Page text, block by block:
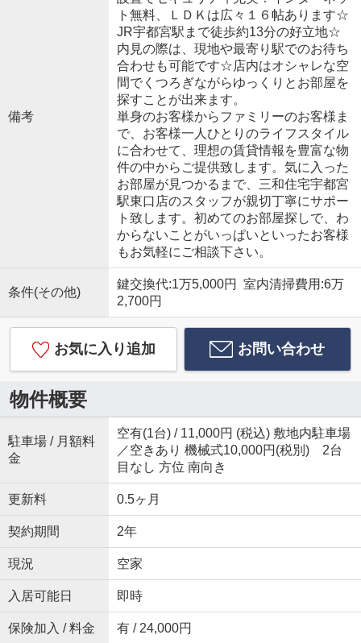
備考
ト無料、ＬＤＫは広々１６帖あります☆
JR宇都宮駅まで徒歩約13分の好立地☆
内見の際は、現地や最寄り駅でのお待ち
合わせも可能です☆店内はオシャレな空
間でくつろぎながらゆっくりとお部屋を
探すことが出来ます。
単身のお客様からファミリーのお客様ま
で、お客様一人ひとりのライフスタイル
に合わせて、理想の賃貸情報を豊富な物
件の中からご提供致します。気に入った
お部屋が見つかるまで、三和住宅宇都宮
駅東口店のスタッフが親切丁寧にサポー
ト致します。初めてのお部屋探しで、わ
からないことがいっぱいといったお客様
もお気軽にご相談下さい。
条件(その他)
鍵交換代:1万5,000円 室内清掃費用:6万
2,700円
お気に入り追加 お問い合わせ
物件概要
駐車場 / 月額料
金
空有(1台) / 11,000円 (税込) 敷地内駐車場
／空きあり 機械式10,000円(税別) 2台
目なし 方位 南向き
更新料 0.5ヶ月
契約期間 2年
現況 空家
入居可能日 即時
保険加入 / 料金 有 / 24,000円